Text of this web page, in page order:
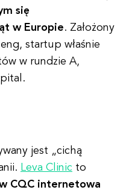
się
w Europie. Założony
startup właśnie
w rundzie A,
jest „cichą
Leva Clinic to
CQC internetowa